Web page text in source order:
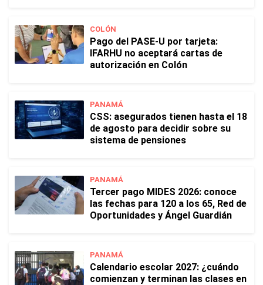
COLÓN
Pago del PASE-U por tarjeta:
IFARHU no aceptará cartas de
autorización en Colón
PANAMÁ
CSS: asegurados tienen hasta el 18
de agosto para decidir sobre su
sistema de pensiones
PANAMÁ
Tercer pago MIDES 2026: conoce
las fechas para 120 a los 65, Red de
Oportunidades y Ángel Guardián
PANAMÁ
Calendario escolar 2027: ¿cuándo
comienzan y terminan las clases en